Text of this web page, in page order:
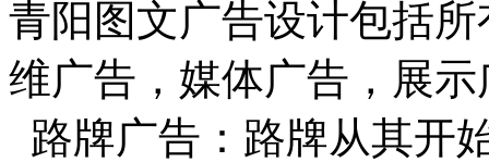
青阳图文广告设计包括
维广告，媒体广告，展
路牌广告：路牌从其开